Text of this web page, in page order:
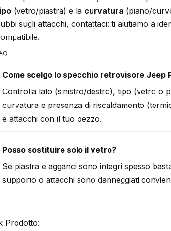
(vetro/piastra) e la curvatura (piano/
sugli attacchi, contattaci: ti aiutiamo a
Come scelgo lo specchio retrovisore Jeep
Controlla lato (sinistro/destro), tipo (vetro o
curvatura e presenza di riscaldamento
e attacchi con il tuo pezzo.
Posso sostituire solo il vetro?
Se piastra e agganci sono integri spesso
supporto o attacchi sono danneggiati
Prodotto: